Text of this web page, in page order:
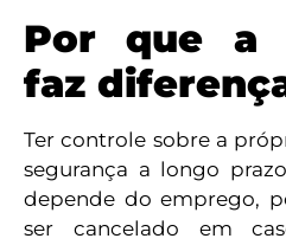
Por que a
faz
Ter controle sobre a
segurança a longo
depende do emprego,
ser cancelado em